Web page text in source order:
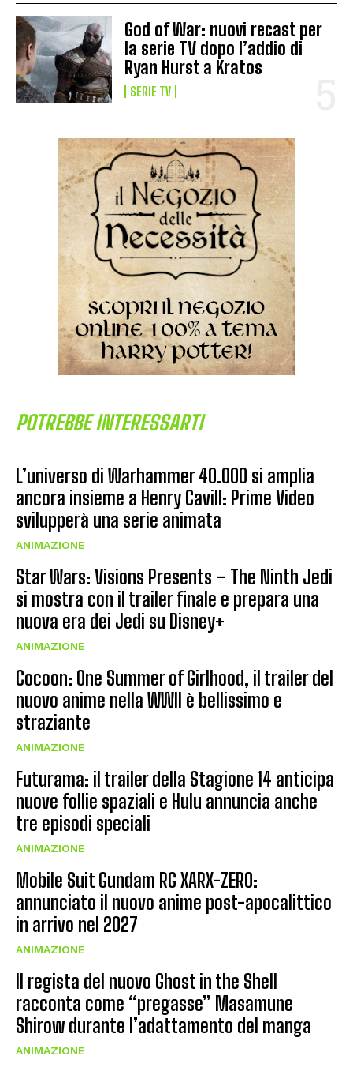
God of War: nuovi recast per
la serie TV dopo l’addio di
Ryan Hurst a Kratos
SERIE TV
POTREBBE INTERESSARTI
L’universo di Warhammer 40.000 si amplia
ancora insieme a Henry Cavill: Prime Video
svilupperà una serie animata
ANIMAZIONE
Star Wars: Visions Presents – The Ninth Jedi
si mostra con il trailer finale e prepara una
nuova era dei Jedi su Disney+
ANIMAZIONE
Cocoon: One Summer of Girlhood, il trailer del
nuovo anime nella WWII è bellissimo e
straziante
ANIMAZIONE
Futurama: il trailer della Stagione 14 anticipa
nuove follie spaziali e Hulu annuncia anche
tre episodi speciali
ANIMAZIONE
Mobile Suit Gundam RG XARX-ZERO:
annunciato il nuovo anime post-apocalittico
in arrivo nel 2027
ANIMAZIONE
Il regista del nuovo Ghost in the Shell
racconta come “pregasse” Masamune
Shirow durante l’adattamento del manga
ANIMAZIONE